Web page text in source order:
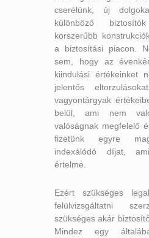
cserélünk, új
különböző
korszerűbb
a biztosítási piacon.
sem, hogy az
kiindulási értékeinket
jelentős
vagyontárgyak
belül, ami nem
valóságnak megfelelő
fizetünk egyre
indexálódó díjat,
értelme.
Ezért szükséges
felülvizsgáltatni
szükséges akár
Mindez egy